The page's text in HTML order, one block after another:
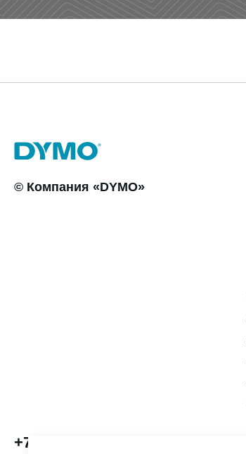
© Компания «DYMO»
+7 495 232-07-41